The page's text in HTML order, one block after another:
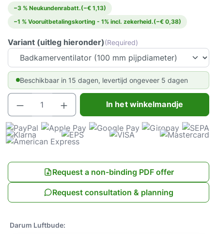
−3 % Neukundenrabatt.(−€ 1,13)
−1 % Vooruitbetalingskorting - 1% incl. zekerheid.(−€ 0,38)
Variant (uitleg hieronder)(Required)
Beschikbaar in 15 dagen, levertijd ongeveer 5 dagen
Producthoeveelheid: Voer de gewenste
In het winkelmandje
Request a non-binding PDF offer
Request consultation & planning
Darum Luftbude: